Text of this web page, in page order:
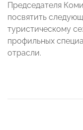
Председателя
посвятить
туристическому
профильных
отрасли.